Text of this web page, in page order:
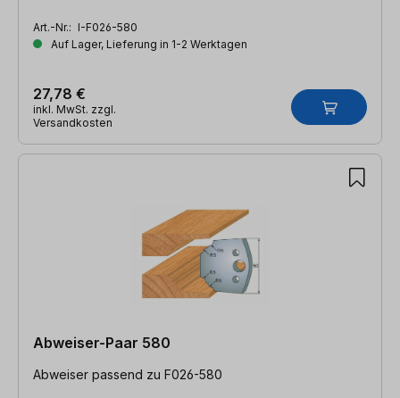
Art.-Nr.: I-F026-580
Auf Lager, Lieferung in 1-2 Werktagen
27,78 €
inkl. MwSt. zzgl.
Versandkosten
Abweiser-Paar 580
Abweiser passend zu F026-580